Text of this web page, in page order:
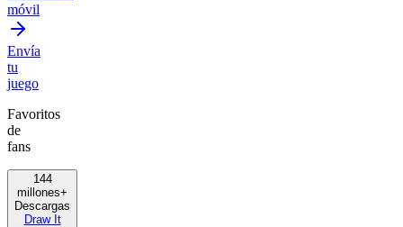
móvil
Envía
tu
juego
Favoritos
de
fans
144
millones+
Descargas
Draw It